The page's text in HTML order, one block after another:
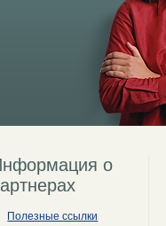
о
Полезные ссылки